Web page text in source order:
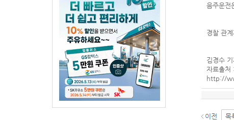
음주운전
경찰 관
김경수
자료출
http://